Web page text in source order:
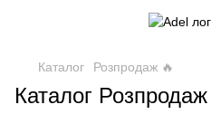
Каталог Розпродаж 🔥
Каталог Розпродаж